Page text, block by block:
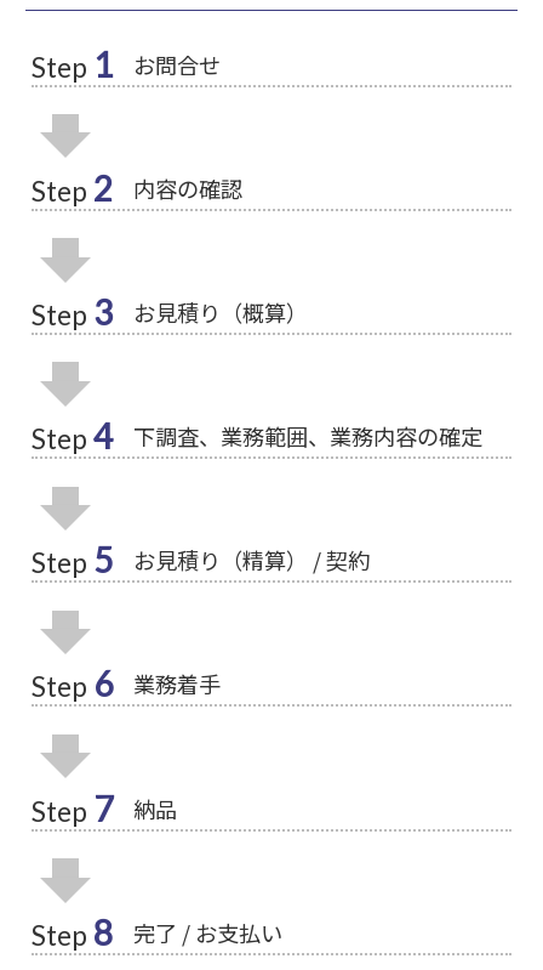
Step 1 お問合せ
Step 2 内容の確認
Step 3 お見積り（概算）
Step 4 下調査、業務範囲、業務内容の確定
Step 5 お見積り（精算） / 契約
Step 6 業務着手
Step 7 納品
Step 8 完了 / お支払い